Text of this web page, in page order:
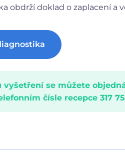
obdrží doklad o zaplacení a
vyšetření se můžete
čísle recepce 317